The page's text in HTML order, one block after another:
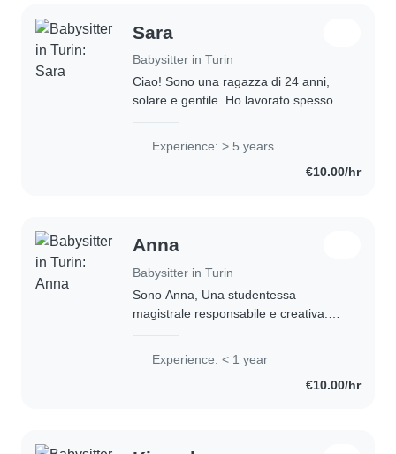
Sara
Babysitter in Turin
Ciao! Sono una ragazza di 24 anni,
solare e gentile. Ho lavorato spesso
anche neonati. Sono laureata in
Experience: > 5 years
€10.00/hr
Anna
Babysitter in Turin
Sono Anna, Una studentessa
magistrale responsabile e creativa.
compiti e ripetizioni. Ho competenze
Experience: < 1 year
€10.00/hr